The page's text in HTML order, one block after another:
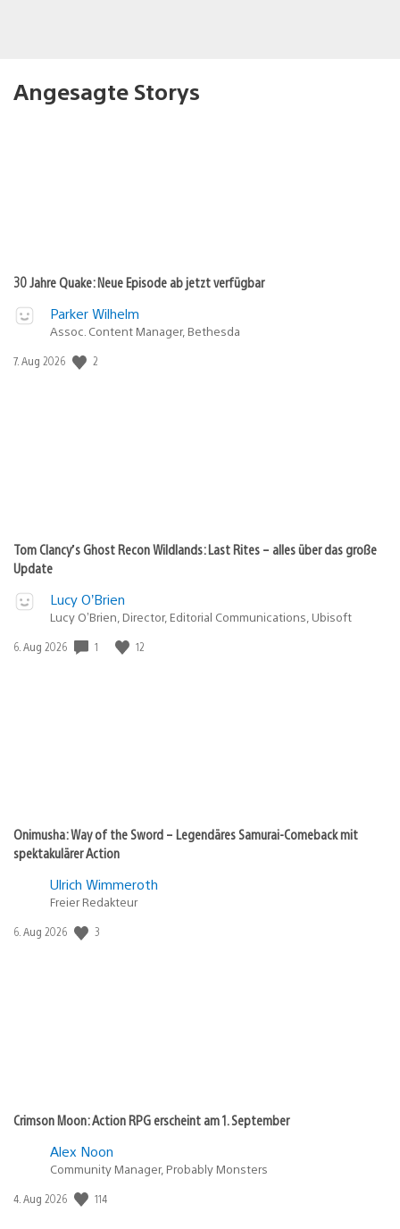
Angesagte Storys
30 Jahre Quake: Neue Episode ab jetzt verfügbar
Parker Wilhelm
Assoc. Content Manager, Bethesda
Veröffentlichungsdatum:
7. Aug 2026 2
Tom Clancy’s Ghost Recon Wildlands: Last Rites – alles über das große
Update
Lucy O’Brien
Lucy O’Brien, Director, Editorial Communications, Ubisoft
Veröffentlichungsdatum:
6. Aug 2026 1 12
Onimusha: Way of the Sword – Legendäres Samurai-Comeback mit
spektakulärer Action
Ulrich Wimmeroth
Freier Redakteur
Veröffentlichungsdatum:
6. Aug 2026 3
Crimson Moon: Action RPG erscheint am 1. September
Alex Noon
Community Manager, Probably Monsters
Veröffentlichungsdatum:
4. Aug 2026 114